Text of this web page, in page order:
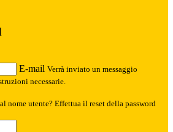
E-mail Verrà inviato un messaggio
necessarie.
nome utente? Effettua il reset della password